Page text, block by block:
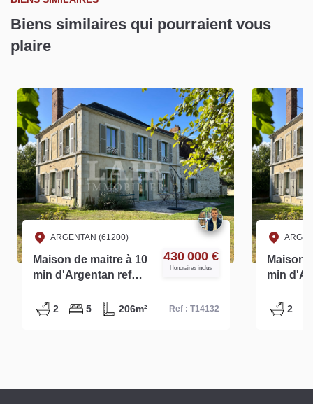
Biens similaires qui pourraient vous
plaire
ARGENTAN (61200)
Maison de maitre à 10
min d'Argentan ref
T14132
430 000 €
Honoraires inclus
2 5 206m² Ref : T14132
Maison
min
S14132
2